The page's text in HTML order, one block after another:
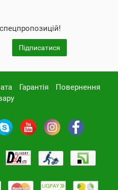
Підписатися
Гарантія
Повернення